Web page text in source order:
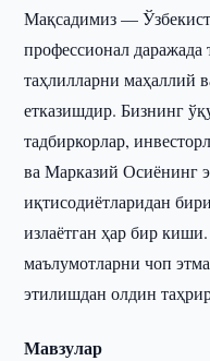
Мақсадимиз —
профессионал даражада
таҳлилларни маҳаллий
етказишдир. Бизнинг
тадбиркорлар,
ва Марказий Осиёнинг
иқтисодиётларидан
излаётган ҳар бир
маълумотларни чоп
этилишдан олдин
Мавзулар